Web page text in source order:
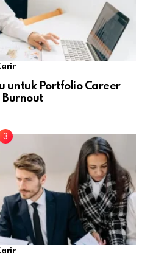
untuk Portfolio Career
Burnout